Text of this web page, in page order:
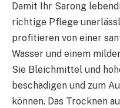
Damit Ihr Sarong
richtige Pflege
profitieren von einer
Wasser und einem
Sie Bleichmittel und
beschädigen und zum
können. Das Trocknen